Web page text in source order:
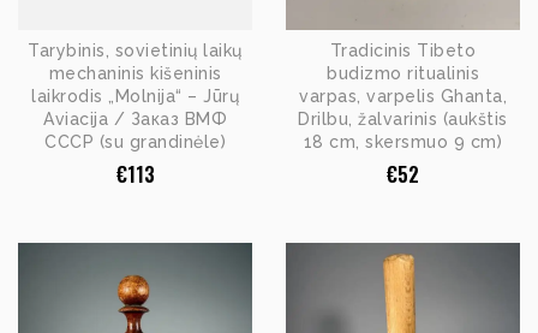
Tarybinis, sovietinių laikų
mechaninis kišeninis
laikrodis „Molnija“ – Jūrų
Aviacija / Заказ ВМФ
СССР (su grandinėle)
€113
Tradicinis Tibeto
budizmo ritualinis
varpas, varpelis Ghanta,
Drilbu, žalvarinis (aukštis
18 cm, skersmuo 9 cm)
€52